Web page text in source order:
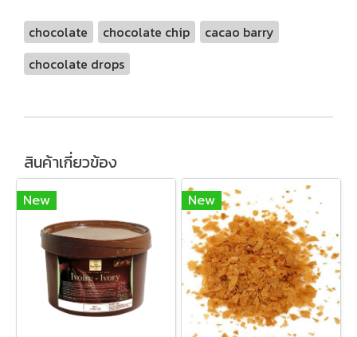
chocolate chocolate chip
cacao barry
chocolate drops
สินค้าเกี่ยวข้อง
New New